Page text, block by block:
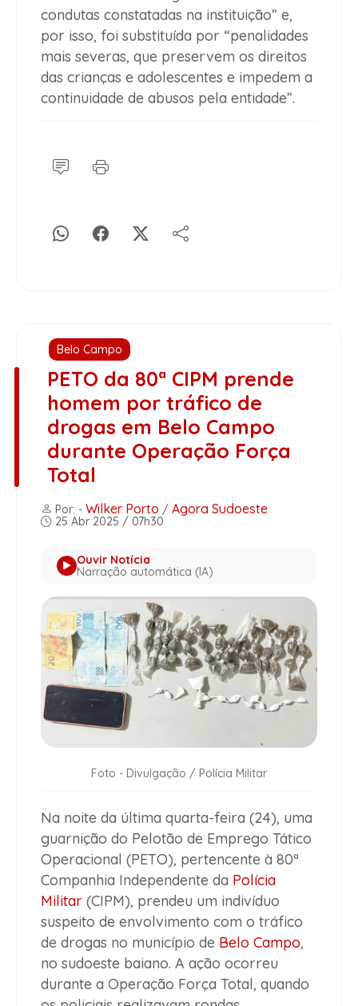
condutas constatadas na instituição” e,
por isso, foi substituída por “penalidades
mais severas, que preservem os direitos
das crianças e adolescentes e impedem a
continuidade de abusos pela entidade”.
Belo Campo
PETO da 80ª CIPM prende
homem por tráfico de
drogas em Belo Campo
durante Operação Força
Total
Por: - Wilker Porto / Agora Sudoeste
25 Abr 2025 / 07h30
Ouvir Notícia
Narração automática (IA)
Foto - Divulgação / Polícia Militar
Na noite da última quarta-feira (24), uma
guarnição do Pelotão de Emprego Tático
Operacional (PETO), pertencente à 80ª
Companhia Independente da Polícia
Militar (CIPM), prendeu um indivíduo
suspeito de envolvimento com o tráfico
de drogas no município de Belo Campo,
no sudoeste baiano. A ação ocorreu
durante a Operação Força Total, quando